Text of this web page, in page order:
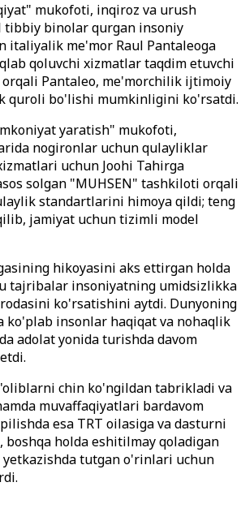
mukofoti, inqiroz va urush
tibbiy binolar qurgan insoniy
italiyalik me'mor Raul Pantaleoga
qoluvchi xizmatlar taqdim etuvchi
Pantaleo, me'morchilik ijtimoiy
quroli bo'lishi mumkinligini ko'rsatdi.
yaratish" mukofoti,
nogironlar uchun qulayliklar
uchun Joohi Tahirga
solgan "MUHSEN" tashkiloti orqali
standartlarini himoya qildi; teng
jamiyat uchun tizimli model
hikoyasini aks ettirgan holda
tajribalar insoniyatning umidsizlikka
ko'rsatishini aytdi. Dunyoning
insonlar haqiqat va nohaqlik
adolat yonida turishda davom
chin ko'ngildan tabrikladi va
muvaffaqiyatlari bardavom
esa TRT oilasiga va dasturni
holda eshitilmay qoladigan
yetkazishda tutgan o'rinlari uchun